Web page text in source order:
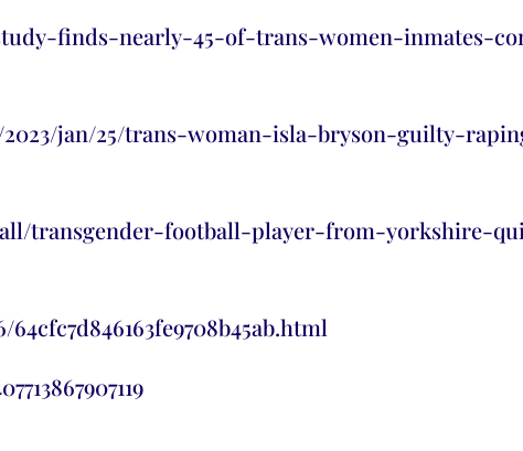
finds-nearly-45-of-trans-women-inmates-
jan/25/trans-woman-isla-bryson-guilty-
transgender-football-player-from-yorkshire-